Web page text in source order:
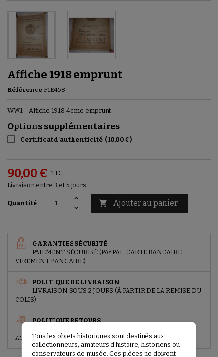
Affiche 1918 emprunt
Référence F1E458
WW1 - Affiche 1918 4eme emprunt
Options supplémentaires
Certificat d'authenticité ( 10,00 €)
90,00 € TTC
Livraison entre 3 et 5 jours
Quantité  Ajouter au panier
GARANTIES SÉCURITÉ
PAIEMENT SÉCURISÉ (PAYPAL, CARTE BANCAIRE,
VIREMENT BANCAIRE)
POLITIQUE DE LIVRAISON
LIVRAISON SOUS 2 JOURS (À PARTIR DE LA REMISE DU
COLIS)
POLITIQUE RETOURS
ACHETEURTous les objets historiques sont destinés aux
collectionneurs, amateurs d’histoire, historiens ou
conservateurs de musée. Ces pièces ne doivent